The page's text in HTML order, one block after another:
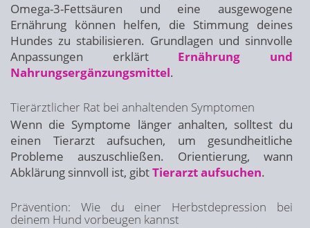
Omega-3-Fettsäuren und eine ausgewogene
Ernährung können helfen, die Stimmung deines
Hundes zu stabilisieren. Grundlagen und sinnvolle
Anpassungen erklärt Ernährung und
Nahrungsergänzungsmittel.
Tierärztlicher Rat bei anhaltenden Symptomen
Wenn die Symptome länger anhalten, solltest du
einen Tierarzt aufsuchen, um gesundheitliche
Probleme auszuschließen. Orientierung, wann
Abklärung sinnvoll ist, gibtTierarzt aufsuchen.
Prävention: Wie du einer Herbstdepression bei
deinem Hund vorbeugen kannst